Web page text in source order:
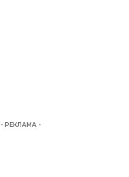
- РЕКЛАМА -